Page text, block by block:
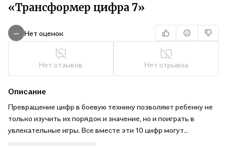
«Трансформер цифра 7»
— Нет оценок
Нет отзывов Нет отрывка
Описание
Превращение цифр в боевую технику позволяют ребенку не
только изучить их порядок и значение, но и поиграть в
увлекательные игры. Все вместе эти 10 цифр могут